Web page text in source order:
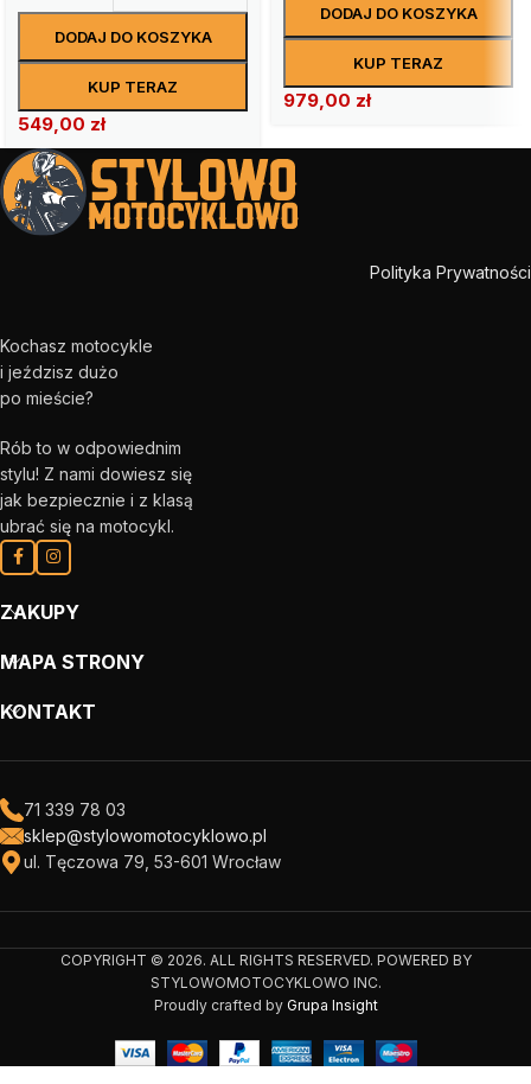
DODAJ DO KOSZYKA
KUP TERAZ
549,00 zł
DODAJ DO KOSZYKA
KUP TERAZ
979,00 zł
Polityka Prywatności
Kochasz motocykle
i jeździsz dużo
po mieście?
Rób to w odpowiednim
stylu! Z nami dowiesz się
jak bezpiecznie i z klasą
ubrać się na motocykl.
ZAKUPY
MAPA STRONY
KONTAKT
71 339 78 03
sklep@stylowomotocyklowo.pl
ul. Tęczowa 79, 53-601 Wrocław
COPYRIGHT © 2026. ALL RIGHTS RESERVED. POWERED BY
STYLOWOMOTOCYKLOWO INC.
Proudly crafted by Grupa Insight